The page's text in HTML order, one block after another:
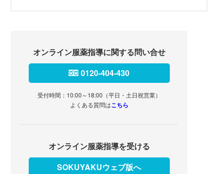
オンライン服薬指導に関する問い合せ
0120-404-430
受付時間：10:00～18:00（平日・土日祝営業）
よくある質問はこちら
オンライン服薬指導を受ける
SOKUYAKUウェブ版へ